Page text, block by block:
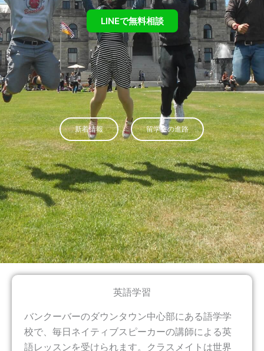
LINEで無料相談
新着情報 留学生の進路
英語学習
バンクーバーのダウンタウン中心部にある語学学
校で、毎日ネイティブスピーカーの講師による英
語レッスンを受けられます。クラスメイトは世界